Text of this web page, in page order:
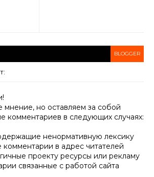
BLOGGER
но оставляем за собой
комментариев в следующих случаях:
ненормативную лексику
комментарии в адрес читателей
проекту ресурсы или рекламу
связанные с работой сайта